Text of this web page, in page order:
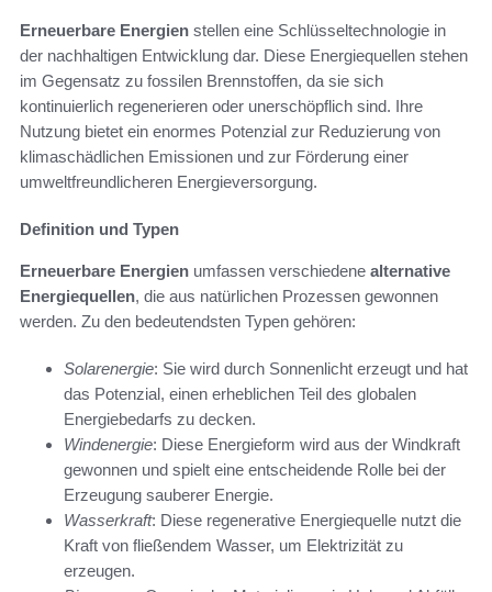
Erneuerbare Energien stellen eine Schlüsseltechnologie in
der nachhaltigen Entwicklung dar. Diese Energiequellen stehen
im Gegensatz zu fossilen Brennstoffen, da sie sich
kontinuierlich regenerieren oder unerschöpflich sind. Ihre
Nutzung bietet ein enormes Potenzial zur Reduzierung von
klimaschädlichen Emissionen und zur Förderung einer
umweltfreundlicheren Energieversorgung.
Definition und Typen
Erneuerbare Energien umfassen verschiedene alternative
Energiequellen, die aus natürlichen Prozessen gewonnen
werden. Zu den bedeutendsten Typen gehören:
Solarenergie: Sie wird durch Sonnenlicht erzeugt und hat
das Potenzial, einen erheblichen Teil des globalen
Energiebedarfs zu decken.
Windenergie: Diese Energieform wird aus der Windkraft
gewonnen und spielt eine entscheidende Rolle bei der
Erzeugung sauberer Energie.
Wasserkraft: Diese regenerative Energiequelle nutzt die
Kraft von fließendem Wasser, um Elektrizität zu
erzeugen.